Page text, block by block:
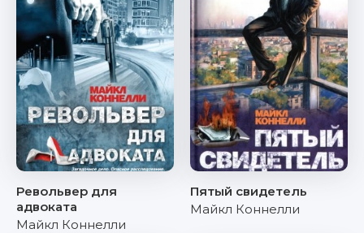
Револьвер для
адвоката
Майкл Коннелли
Пятый свидетель
Майкл Коннелли